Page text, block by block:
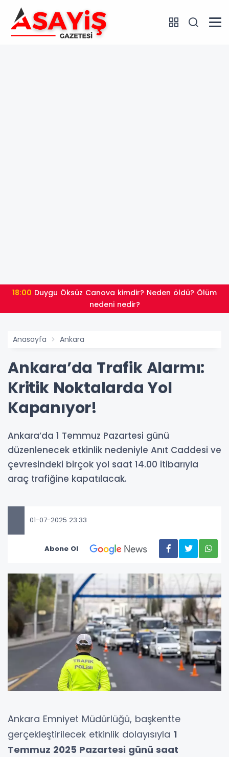
18:00
nedeni nedir?
Anasayfa Ankara
Ankara’da Trafik Alarmı:
Kritik Noktalarda Yol
Kapanıyor!
Ankara’da 1 Temmuz Pazartesi günü
düzenlenecek etkinlik nedeniyle Anıt Caddesi ve
çevresindeki birçok yol saat 14.00 itibarıyla
araç trafiğine kapatılacak.
01-07-2025 23:33
Abone Ol
Ankara Emniyet Müdürlüğü, başkentte
gerçekleştirilecek etkinlik dolayısıyla 1
Temmuz 2025 Pazartesi günü saat